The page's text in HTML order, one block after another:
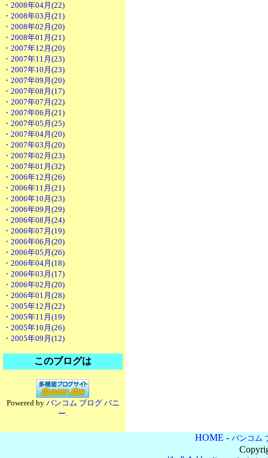
・2008年04月(22)
・2008年03月(21)
・2008年02月(20)
・2008年01月(21)
・2007年12月(20)
・2007年11月(23)
・2007年10月(23)
・2007年09月(20)
・2007年08月(17)
・2007年07月(22)
・2007年06月(21)
・2007年05月(25)
・2007年04月(20)
・2007年03月(20)
・2007年02月(23)
・2007年01月(32)
・2006年12月(26)
・2006年11月(21)
・2006年10月(23)
・2006年09月(29)
・2006年08月(24)
・2006年07月(19)
・2006年06月(20)
・2006年05月(26)
・2006年04月(18)
・2006年03月(17)
・2006年02月(20)
・2006年01月(28)
・2005年12月(22)
・2005年11月(19)
・2005年10月(26)
・2005年09月(12)
このブログは
Powered by バンコム ブログ バニ
ー.
HOME - バンコム